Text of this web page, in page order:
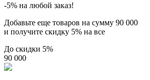
-5% на любой заказ!
Добавьте еще товаров на сумму 90 000
и получите скидку 5% на все
До скидки 5%
90 000